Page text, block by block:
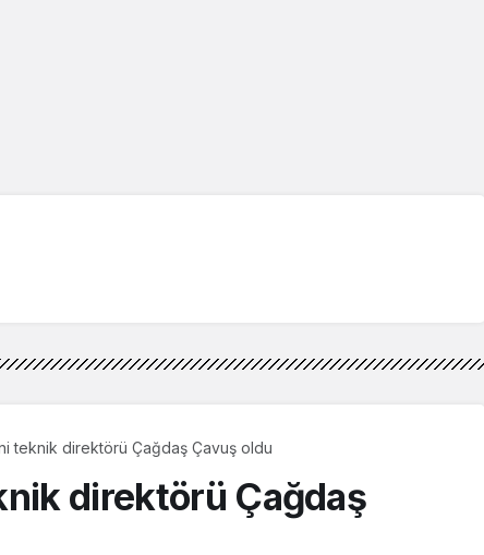
teknik direktörü Çağdaş Çavuş oldu
direktörü Çağdaş